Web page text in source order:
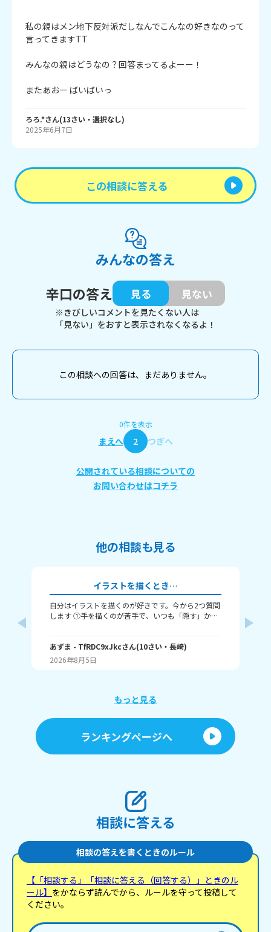
私の親はメン地下反対派だしなんでこんなの好きなのって
言ってきますTT
みんなの親はどうなの？回答まってるよーー！
またあおー ばいばいっ
ろろ.*さん(13さい・ 選択なし)
2025年6月7日
この相談に答える
みんなの答え
辛口の答え
見る 見ない
※きびしいコメントを見たくない人は
「見ない」をおすと表示されなくなるよ！
この相談への回答は、まだありません。
0件を表示
まえへ 2 つぎへ
公開されている相談についての
お問い合わせはコチラ
他の相談も見る
イラストを描くとき…
自分はイラストを描くのが好きです。今から2つ質問
します ①手を描くのが苦手で、いつも「隠す」か
つも立ち絵ばかり描いていて、それ以外は全く描け
ません。とうしたらいいですか？
あずま - TfRDC9xJkcさん(10さい・ 長崎)
2026年8月5日
もっと見る
ランキングページへ
相談に答える
相談の答えを書くときのルール
【「相談する」「相談に答える（回答する）」ときのル
ール】 をかならず読んでから、ルールを守って投稿して
ください。